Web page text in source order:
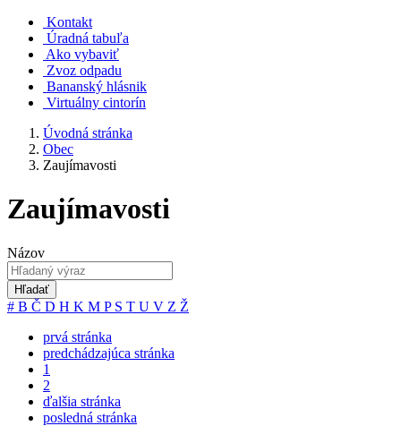
Kontakt
Úradná tabuľa
Ako vybaviť
Zvoz odpadu
Bananský hlásnik
Virtuálny cintorín
Úvodná stránka
Obec
Zaujímavosti
Zaujímavosti
Názov
Hľadať
# B Č D H K M P S T U V Z Ž
prvá stránka
predchádzajúca stránka
1
2
ďalšia stránka
posledná stránka